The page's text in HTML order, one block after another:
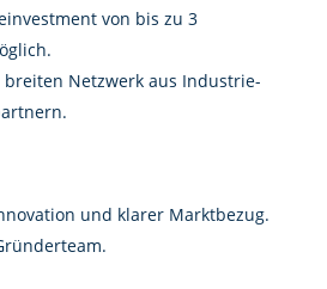
von bis zu 3
breiten Netzwerk aus Industrie-
und klarer Marktbezug.